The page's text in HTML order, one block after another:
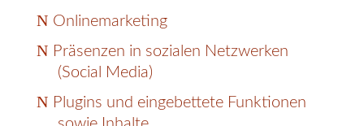
Onlinemarketing
Präsenzen in sozialen Netzwerken
(Social Media)
Plugins und eingebettete Funktionen